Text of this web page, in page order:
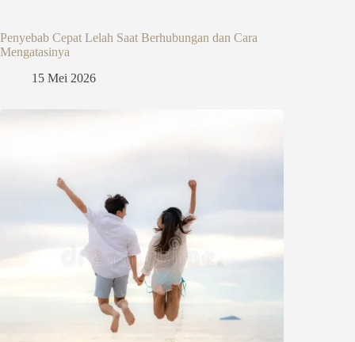
Penyebab Cepat Lelah Saat Berhubungan dan Cara
Mengatasinya
15 Mei 2026